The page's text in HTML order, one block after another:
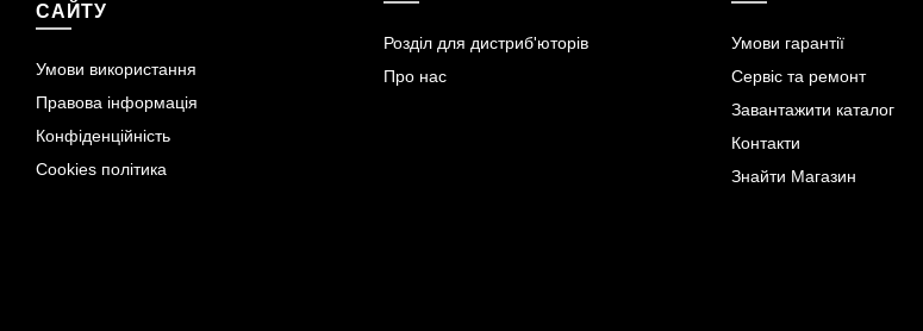
САЙТУ
Умови використання
Правова інформація
Конфіденційність
Cookies політика
Розділ для дистриб'юторів
Про нас
Умови гарантії
Сервіс та ремонт
Завантажити каталог
Контакти
Знайти Магазин